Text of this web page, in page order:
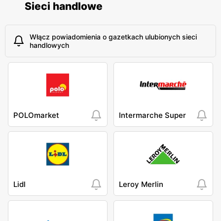
Sieci handlowe
Włącz powiadomienia o gazetkach ulubionych sieci
handlowych
POLOmarket Intermarche Super
Lidl Leroy Merlin